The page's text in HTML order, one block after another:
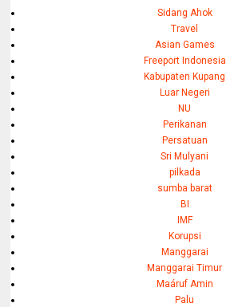
Sidang Ahok
Travel
Asian Games
Freeport Indonesia
Kabupaten Kupang
Luar Negeri
NU
Perikanan
Persatuan
Sri Mulyani
pilkada
sumba barat
BI
IMF
Korupsi
Manggarai
Manggarai Timur
Maáruf Amin
Palu